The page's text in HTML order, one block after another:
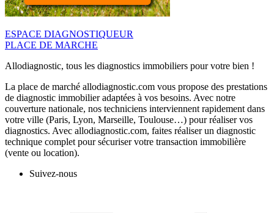
ESPACE DIAGNOSTIQUEUR
PLACE DE MARCHE
Allodiagnostic, tous les diagnostics immobiliers pour votre bien !
La place de marché allodiagnostic.com vous propose des prestations
de diagnostic immobilier adaptées à vos besoins. Avec notre
couverture nationale, nos techniciens interviennent rapidement dans
votre ville (Paris, Lyon, Marseille, Toulouse…) pour réaliser vos
diagnostics. Avec allodiagnostic.com, faites réaliser un diagnostic
technique complet pour sécuriser votre transaction immobilière
(vente ou location).
Suivez-nous